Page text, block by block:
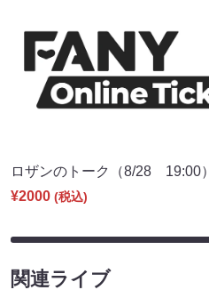
ロザンのトーク（8/28 19:00）
¥2000 (税込)
関連ライブ